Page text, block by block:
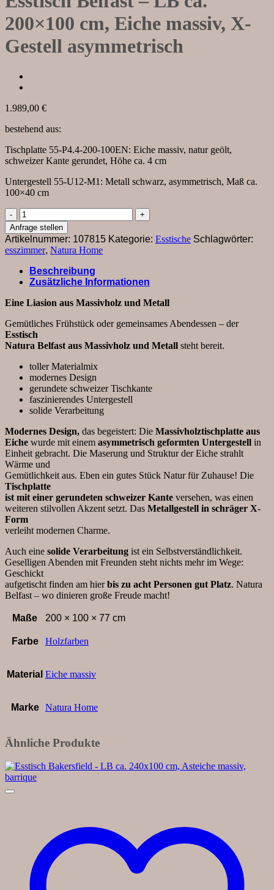
200×100 cm, Eiche massiv, X-
Gestell asymmetrisch
1.989,00 €
bestehend aus:
Tischplatte 55-P4.4-200-100EN: Eiche massiv, natur geölt,
schweizer Kante gerundet, Höhe ca. 4 cm
Untergestell 55-U12-M1: Metall schwarz, asymmetrisch, Maß ca.
100×40 cm
Esstisch
Belfast
-
LB
ca.
200x100
cm,
Eiche
massiv,
Gestell
asymmetrisch
Menge
Anfrage stellen
Artikelnummer: 107815 Kategorie: Esstische Schlagwörter:
esszimmer, Natura Home
Beschreibung
Zusätzliche Informationen
Eine Liasion aus Massivholz und Metall
Gemütliches Frühstück oder gemeinsames Abendessen – der
Esstisch
Natura Belfast aus Massivholz und Metall steht bereit.
toller Materialmix
modernes Design
gerundete schweizer Tischkante
faszinierendes Untergestell
solide Verarbeitung
Modernes Design, das begeistert: Die Massivholztischplatte aus
Eiche wurde mit einem asymmetrisch geformten Untergestell in
Einheit gebracht. Die Maserung und Struktur der Eiche strahlt
Wärme und
Gemütlichkeit aus. Eben ein gutes Stück Natur für Zuhause! Die
Tischplatte
ist mit einer gerundeten schweizer Kante versehen, was einen
weiteren stilvollen Akzent setzt. Das Metallgestell in schräger X-
Form
verleiht modernen Charme.
Auch eine solide Verarbeitung ist ein Selbstverständlichkeit.
Geselligen Abenden mit Freunden steht nichts mehr im Wege:
Geschickt
aufgetischt finden am hierbis zu acht Personen gut Platz. Natura
Belfast – wo dinieren große Freude macht!
Maße 200 × 100 × 77 cm
Farbe Holzfarben
Material Eiche massiv
Marke Natura Home
Ähnliche Produkte